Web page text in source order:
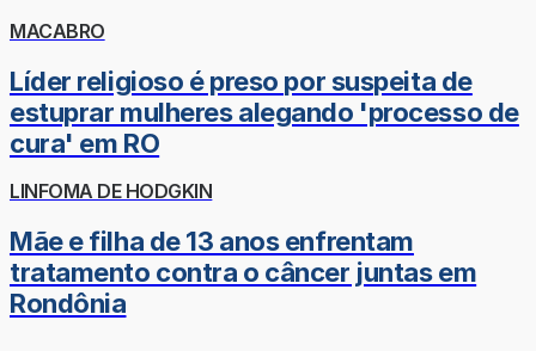
MACABRO
Líder religioso é preso por suspeita de
estuprar mulheres alegando 'processo de
cura' em RO
LINFOMA DE HODGKIN
Mãe e filha de 13 anos enfrentam
tratamento contra o câncer juntas em
Rondônia